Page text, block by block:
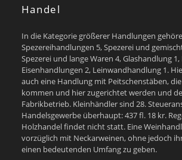
Handel
In die Kategorie größerer Handlungen
Spezereihandlungen 5, Spezerei und
Spezerei und lange Waren 4, Glashandlung
Eisenhandlungen 2, Leinwandhandlung 1.
auch eine Handlung mit Peitschenstäben,
kommen und hier zugerichtet werden und
Fabrikbetrieb. Kleinhändler sind 28.
Handelsgewerbe überhaupt: 437 fl. 18 kr.
Holzhandel findet nicht statt. Eine
vorzüglich mit Neckarweinen, ohne jedoch
einen bedeutenden Umfang zu geben.